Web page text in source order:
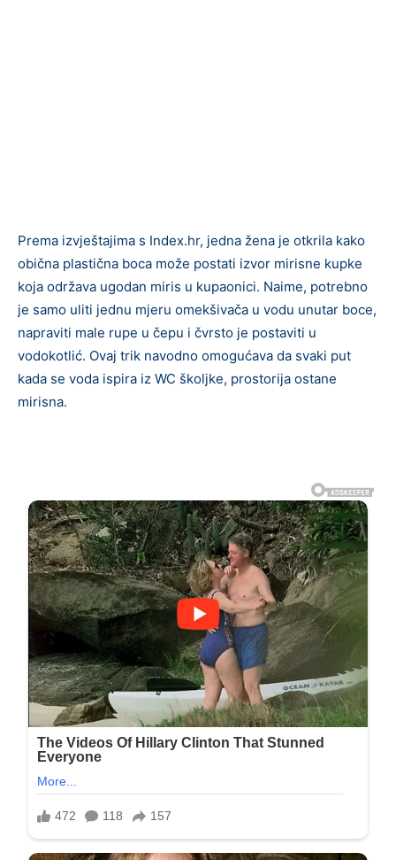
Prema izvještajima s Index.hr, jedna žena je otkrila kako
obična plastična boca može postati izvor mirisne kupke
koja održava ugodan miris u kupaonici. Naime, potrebno
je samo uliti jednu mjeru omekšivača u vodu unutar boce,
napraviti male rupe u čepu i čvrsto je postaviti u
vodokotlić. Ovaj trik navodno omogućava da svaki put
kada se voda ispira iz WC školjke, prostorija ostane
mirisna.